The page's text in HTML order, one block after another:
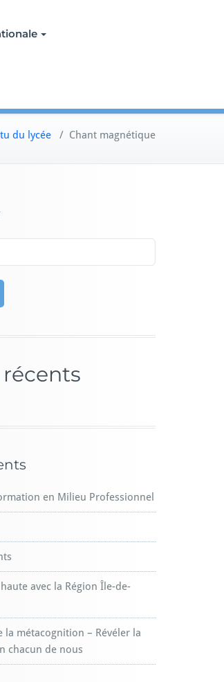
du lycée / Chant magnétique
en Milieu Professionnel
avec la Région Île-de-
la métacognition – Révéler la
chacun de nous